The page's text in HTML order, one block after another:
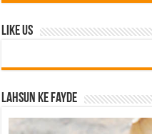
Like Us
Lahsun ke fayde